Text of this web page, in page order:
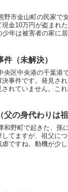
野市金山町の民家で
金10万円が盗まれ
年は被害者の家に
以外にも、友人宅か
描いたようなダメン
（未解決）
央区中央港の千葉港
事件です。発見さ
れていません。これ
で、検索ワードは注
の身代わりは祖
和野町で起きた、孫
てますが、祖父に
ですね。動機が少し